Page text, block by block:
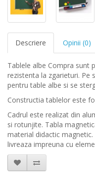
Descriere Opinii (0)
Tablele albe Compra sunt
rezistenta la zgarieturi. Pe
pentru table albe si se
Constructia tablelor este
Cadrul este realizat din
si rotunjite. Tabla
material didactic
livreaza impreuna cu